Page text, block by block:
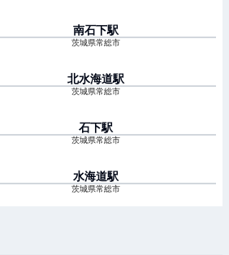
南石下駅
茨城県常総市
北水海道駅
茨城県常総市
石下駅
茨城県常総市
水海道駅
茨城県常総市